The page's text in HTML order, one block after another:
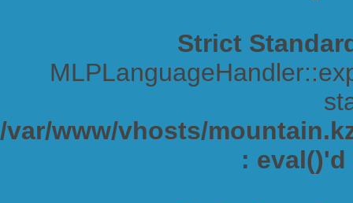
Strict
/var/www/vhosts/
: